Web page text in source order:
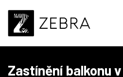
Úvod Realizace
Venkovní stínění
Zastínění balkonu v Hradci
balkon a venkovní žaluzie
Zastínění balkonu